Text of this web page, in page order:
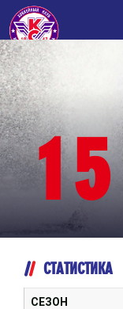
15
СТАТИСТИКА
СЕЗОН